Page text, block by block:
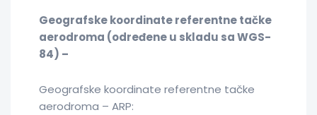
Geografske koordinate referentne tačke
aerodroma (određene u skladu sa WGS-
84) –
Geografske koordinate referentne tačke
aerodroma – ARP: